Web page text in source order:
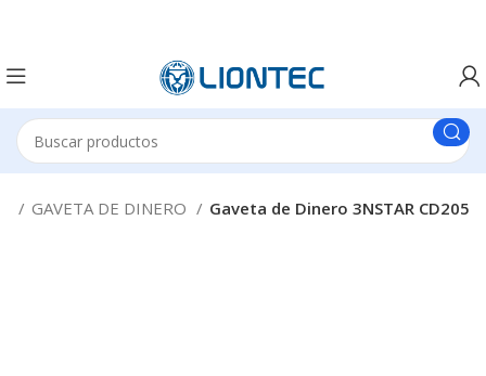
GAVETA DE DINERO Gaveta de Dinero 3NSTAR CD205